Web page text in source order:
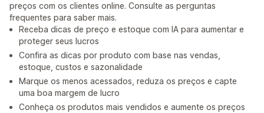
preços com os clientes online. Consulte as perguntas
frequentes para saber mais.
Receba dicas de preço e estoque com IA para aumentar e
proteger seus lucros
Confira as dicas por produto com base nas vendas,
estoque, custos e sazonalidade
Marque os menos acessados, reduza os preços e capte
uma boa margem de lucro
Conheça os produtos mais vendidos e aumente os preços